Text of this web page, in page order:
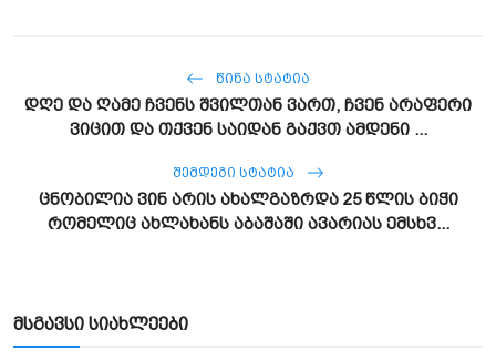
ᲬᲘᲜᲐ ᲡᲢᲐᲢᲘᲐ
დღე და ღამე ჩვენს შვილთან ვართ, ჩვენ არაფერი
ვიცით და თქვენ საიდან გაქვთ ამდენი ...
ᲨᲔᲛᲓᲔᲒᲘ ᲡᲢᲐᲢᲘᲐ
ცნობილია ვინ არის ახალგაზრდა 25 წლის ბიჭი
რომელიც ახლახანს აბაშაში ავარიას ემსხვ...
მსგავსი სიახლეები